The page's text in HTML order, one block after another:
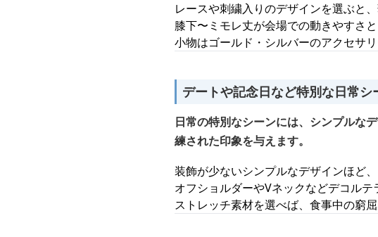
レースや刺繍入りのデザインを選ぶと
膝下〜ミモレ丈が会場での動きやすさ
小物はゴールド・シルバーのアクセサ
デートや記念日など特別な日常
日常の特別なシーンには、シンプルな
練された印象を与えます。
装飾が少ないシンプルなデザインほど
オフショルダーやVネックなどデコル
ストレッチ素材を選べば、食事中の窮